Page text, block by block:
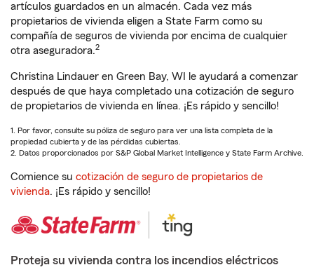
artículos guardados en un almacén. Cada vez más
propietarios de vivienda eligen a State Farm como su
compañía de seguros de vivienda por encima de cualquier
otra aseguradora.2
Christina Lindauer en Green Bay, WI le ayudará a comenzar
después de que haya completado una cotización de seguro
de propietarios de vivienda en línea. ¡Es rápido y sencillo!
1. Por favor, consulte su póliza de seguro para ver una lista completa de la
propiedad cubierta y de las pérdidas cubiertas.
2. Datos proporcionados por S&P Global Market Intelligence y State Farm Archive.
Comience su cotización de seguro de propietarios de
vivienda. ¡Es rápido y sencillo!
Proteja su vivienda contra los incendios eléctricos